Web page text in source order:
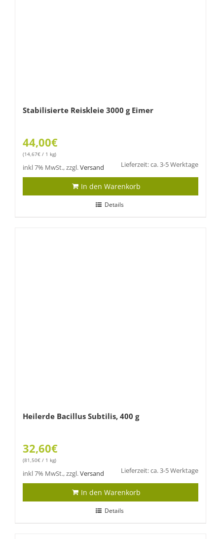
Stabilisierte Reiskleie 3000 g Eimer
44,00€
(14,67€ / 1 kg)
inkl 7% MwSt., zzgl.Versand Lieferzeit: ca. 3-5 Werktage
In den Warenkorb
Details
Heilerde Bacillus Subtilis, 400 g
32,60€
(81,50€ / 1 kg)
inkl 7% MwSt., zzgl.Versand Lieferzeit: ca. 3-5 Werktage
In den Warenkorb
Details